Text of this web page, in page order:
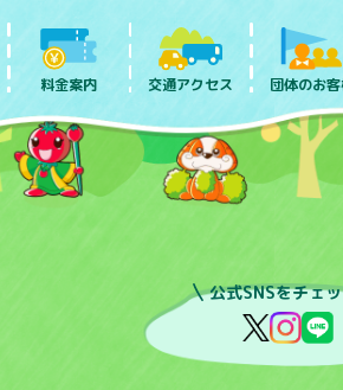
料金案内 交通アクセス 団体のお
公式SNSをチェッ